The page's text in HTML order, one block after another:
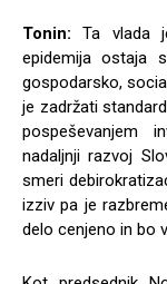
Tonin: Ta vlada
epidemija ostaja
gospodarsko,
je zadržati
pospeševanjem
nadaljnji razvoj
smeri
izziv pa je
delo cenjeno in bo